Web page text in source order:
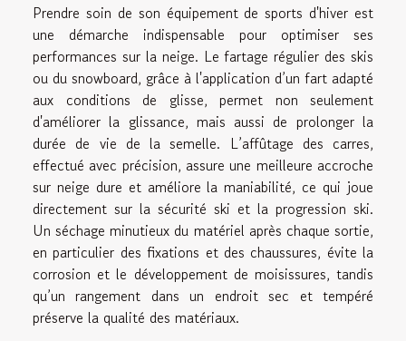
Prendre soin de son équipement de sports d'hiver est
une démarche indispensable pour optimiser ses
performances sur la neige. Le fartage régulier des skis
ou du snowboard, grâce à l'application d’un fart adapté
aux conditions de glisse, permet non seulement
d'améliorer la glissance, mais aussi de prolonger la
durée de vie de la semelle. L’affûtage des carres,
effectué avec précision, assure une meilleure accroche
sur neige dure et améliore la maniabilité, ce qui joue
directement sur la sécurité ski et la progression ski.
Un séchage minutieux du matériel après chaque sortie,
en particulier des fixations et des chaussures, évite la
corrosion et le développement de moisissures, tandis
qu’un rangement dans un endroit sec et tempéré
préserve la qualité des matériaux.